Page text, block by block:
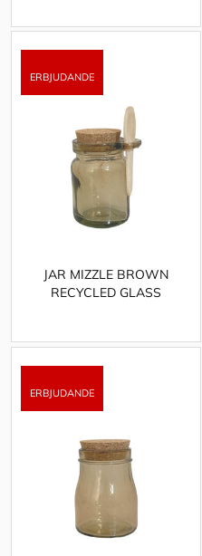
JAR MIZZLE BROWN
RECYCLED GLASS